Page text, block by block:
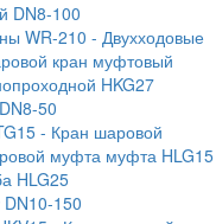
DN8-100
WR-210 - Двухходовые
кран муфтовый
HKG27
50
- Кран шаровой
муфта муфта HLG15
HLG25
150